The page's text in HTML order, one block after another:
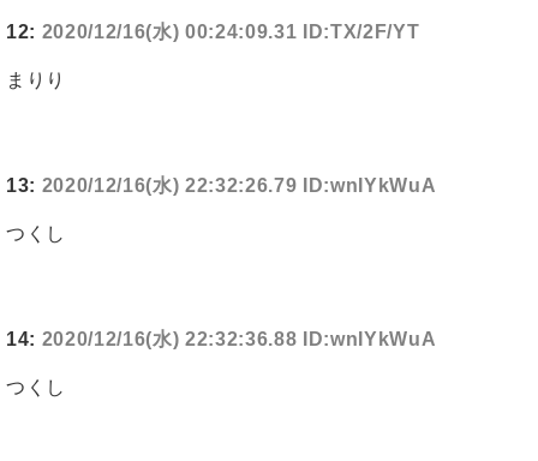
12: 2020/12/16(水) 00:24:09.31 ID:TX/2F/YT
まりり
13: 2020/12/16(水) 22:32:26.79 ID:wnIYkWuA
つくし
14: 2020/12/16(水) 22:32:36.88 ID:wnIYkWuA
つくし